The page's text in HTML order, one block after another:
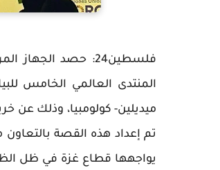
فلسطين24: حصد
ميديلين- كولومبيا، وذلك عن
يواجهها قطاع غزة في ظل